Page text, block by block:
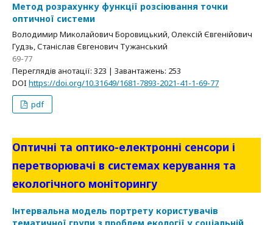
Метод розрахунку функції розсіювання точки
оптичної системи
Володимир Миколайович Боровицький, Олексій Євгенійович
Гудзь, Станіслав Євгенович Тужанський
69-77
Переглядів анотації: 323 | Завантажень: 253
DOI https://doi.org/10.31649/1681-7893-2021-41-1-69-77
pdf
Оптичні та оптико-електронні сенсори і
перетворювачі в системах керування та
екологічного моніторингу
Інтервальна модель портрету користувачів